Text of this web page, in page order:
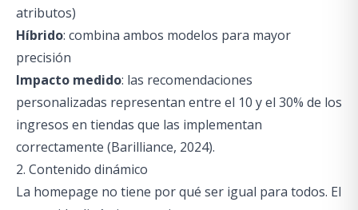
atributos)
Híbrido: combina ambos modelos para mayor
precisión
Impacto medido: las recomendaciones
personalizadas representan entre el 10 y el 30% de los
ingresos en tiendas que las implementan
correctamente (Barilliance, 2024).
2. Contenido dinámico
La homepage no tiene por qué ser igual para todos. El